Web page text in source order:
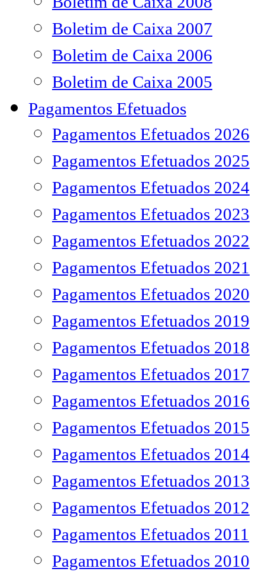
Boletim de Caixa 2007
Boletim de Caixa 2006
Boletim de Caixa 2005
Pagamentos Efetuados
Pagamentos Efetuados 2026
Pagamentos Efetuados 2025
Pagamentos Efetuados 2024
Pagamentos Efetuados 2023
Pagamentos Efetuados 2022
Pagamentos Efetuados 2021
Pagamentos Efetuados 2020
Pagamentos Efetuados 2019
Pagamentos Efetuados 2018
Pagamentos Efetuados 2017
Pagamentos Efetuados 2016
Pagamentos Efetuados 2015
Pagamentos Efetuados 2014
Pagamentos Efetuados 2013
Pagamentos Efetuados 2012
Pagamentos Efetuados 2011
Pagamentos Efetuados 2010